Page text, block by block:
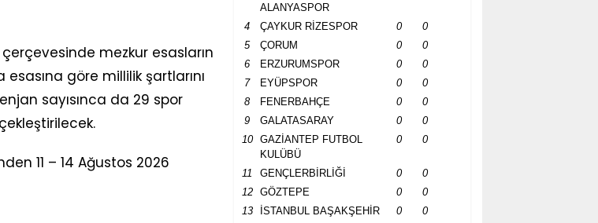
çerçevesinde mezkur esasların
göre millilik şartlarını
sayısınca da 29 spor
11 – 14 Ağustos 2026
ALANYASPOR
4 ÇAYKUR RİZESPOR 0
0
5
ÇORUM 0
0
6
ERZURUMSPOR 0
0
7
EYÜPSPOR 0
0
8
FENERBAHÇE 0
0
9
GALATASARAY 0
0
10
GAZİANTEP FUTBOL
KULÜBÜ
0 0
11 GENÇLERBİRLİĞİ 0
0
12
GÖZTEPE 0
0
13
İSTANBUL BAŞAKŞEHİR 0
0